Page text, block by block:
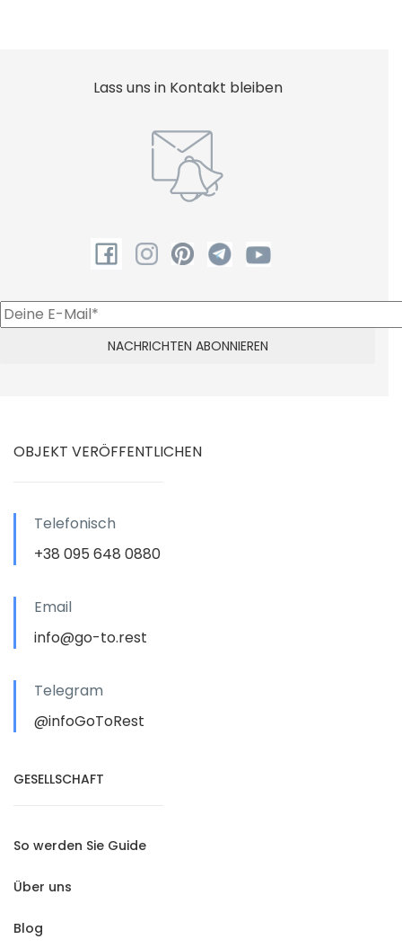
Lass uns in Kontakt bleiben
OBJEKT VERÖFFENTLICHEN
Telefonisch
+38 095 648 0880
Email
info@go-to.rest
Telegram
@infoGoToRest
GESELLSCHAFT
So werden Sie Guide
Über uns
Blog